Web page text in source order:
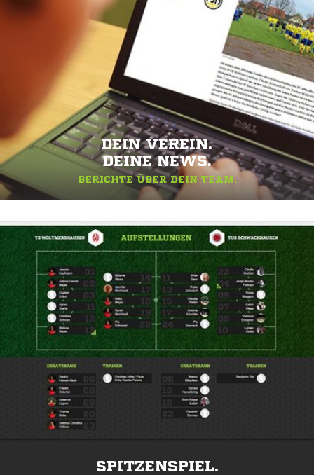
DEIN VEREIN.
DEINE NEWS.
BERICHTE ÜBER DEIN TEAM.
SPITZENSPIEL.